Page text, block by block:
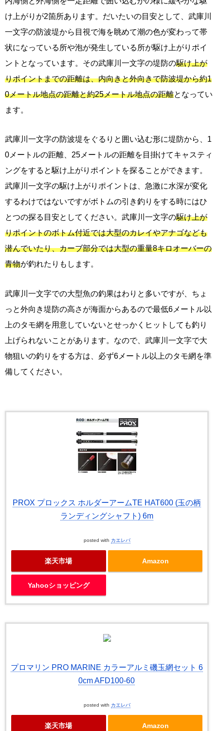
け上がりが2箇所あります。だいたいの目安として、武庫川
一文字の防波堤から目視で海を眺めて潮の色が変わって帯
状になっている所や泡が発生している所が駆け上がりポイ
ントとなっています。その武庫川一文字の堤防の駆け上が
りポイントまでの距離は、内向きと外向きで防波堤から約1
0メートル地点の距離と約25メートル地点の距離となってい
ます。
武庫川一文字の防波堤をぐるりと囲い込む形に堤防から、1
0メートルの距離、25メートルの距離を目掛けてキャスティ
ングをすると駆け上がりポイントを探ることができます。
武庫川一文字の駆け上がりポイントは、急激に水深が変化
するわけではないですがボトムの引き釣りをする時にはひ
とつの探る目安としてください。武庫川一文字の駆け上が
りポイントのボトム付近では大型のカレイやアナゴなども
潜んでいたり、カーブ部分では大型の重量8キロオーバーの
青物が釣れたりもします。
武庫川一文字での大型魚の釣果はわりと多いですが、ちょ
っと外向き堤防の高さが海面からあるので最低6メートル以
上のタモ網を用意していないとせっかくヒットしても釣り
上げられないことがあります。なので、武庫川一文字で大
物狙いの釣りをする方は、必ず6メートル以上のタモ網を準
備してください。
PROX プロックス ホルダーアームTE HAT600 (玉の柄
ランディングシャフト) 6m
posted with カエレバ
楽天市場 Amazon
Yahooショッピング
プロマリン PRO MARINE カラーアルミ磯玉網セット 6
0cm AFD100-60
posted with カエレバ
楽天市場 Amazon